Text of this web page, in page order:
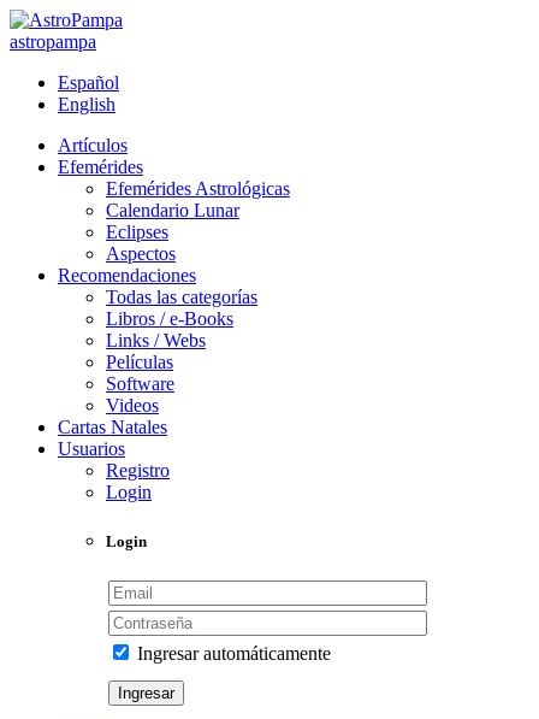
astropampa
Español
English
Artículos
Efemérides
Efemérides Astrológicas
Calendario Lunar
Eclipses
Aspectos
Recomendaciones
Todas las categorías
Libros / e-Books
Links / Webs
Películas
Software
Videos
Cartas Natales
Usuarios
Registro
Login
Login
Ingresar automáticamente